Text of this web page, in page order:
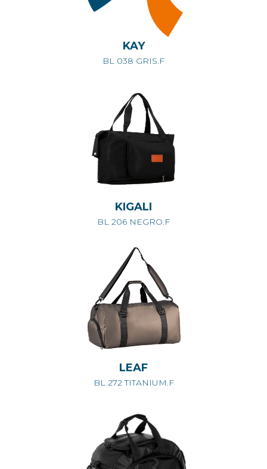
KAY
BL 038 GRIS.F
KIGALI
BL 206 NEGRO.F
LEAF
BL 272 TITANIUM.F